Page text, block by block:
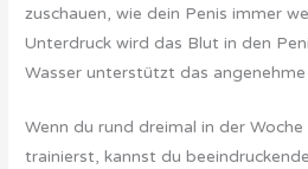
zuschauen, wie dein Penis immer
Unterdruck wird das Blut in den
Wasser unterstützt das angenehme
Wenn du rund dreimal in der
trainierst, kannst du